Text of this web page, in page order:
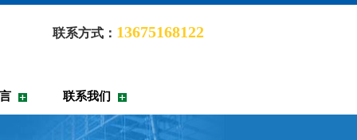
联系方式： 13675168122
联系我们